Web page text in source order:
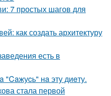
7 простых шагов для
как создать архитектуру
есть в
"Caжуcь" нa эту диeту.
стала первой